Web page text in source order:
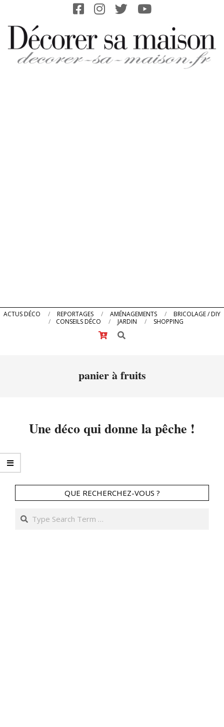
content
Primary
ACTUS DÉCO REPORTAGES AMÉNAGEMENTS
BRICOLAGE / DIY
CONSEILS DÉCO
JARDIN
SHOPPING
Search
panier à fruits
Une déco qui donne la pêche !
QUE RECHERCHEZ-VOUS ?
Search